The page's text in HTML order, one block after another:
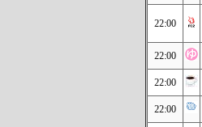
22:00
22:00
22:00
22:00